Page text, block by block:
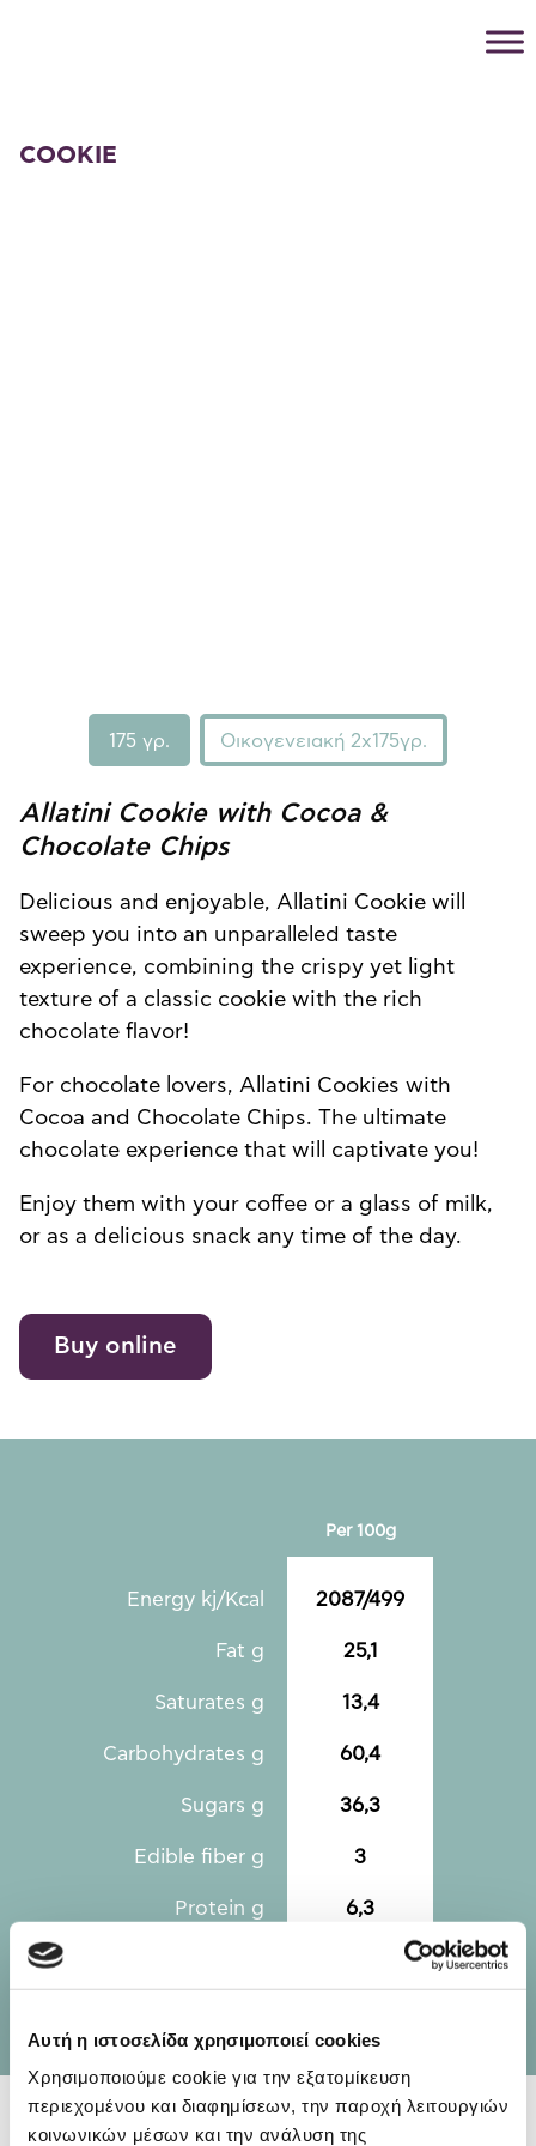
Αυτή η ιστοσελίδα χρησιμοποιεί cookies
Χρησιμοποιούμε cookie για την εξατομίκευση
περιεχομένου και διαφημίσεων, την παροχή λειτουργιών
κοινωνικών μέσων και την ανάλυση της
Allatini Cookie with Cocoa &
Chocolate Chips
Delicious and enjoyable, Allatini Cookie will
sweep you into an unparalleled taste
experience, combining the crispy yet light
texture of a classic cookie with the rich
chocolate flavor!
For chocolate lovers, Allatini Cookies with
Cocoa and Chocolate Chips. The ultimate
chocolate experience that will captivate you!
Enjoy them with your coffee or a glass of milk,
or as a delicious snack any time of the day.
Buy online
COOKIE
175 γρ. Οικογενειακή 2x175γρ.
Per 100g
Energy kj/Kcal 2087/499
Fat g 25,1
Saturates g 13,4
Carbohydrates g 60,4
Sugars g 36,3
Edible fiber g 3
Protein g 6,3